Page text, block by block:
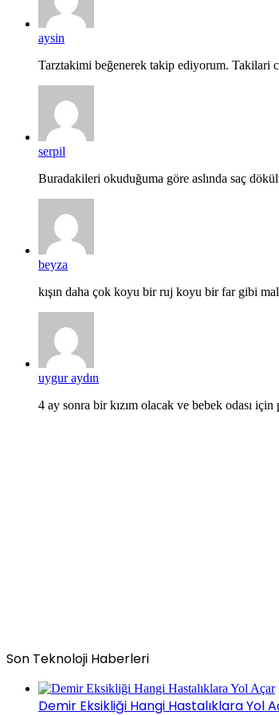
aysin
Tarztakimi beğenerek takip ediyorum. Takilari
serpil
Buradakileri okuduğuma göre aslında saç
beyza
kışın daha çok koyu bir ruj koyu bir far gibi
uygur aydın
4 ay sonra bir kızım olacak ve bebek odası için
Son Teknoloji Haberleri
Demir Eksikliği Hangi Hastalıklara Yol